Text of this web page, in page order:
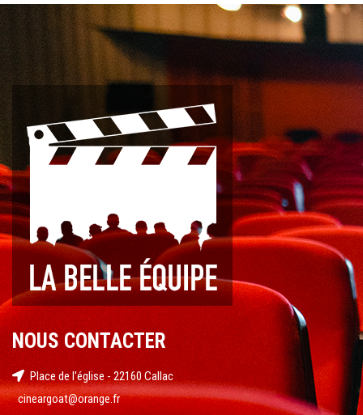
NOUS CONTACTER
Place de l'église - 22160 Callac
cineargoat@orange.fr